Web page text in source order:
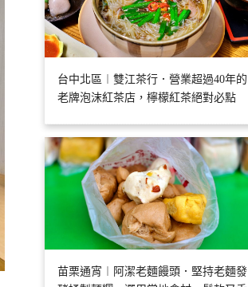
台中北區︱雙江茶行．營業超過40年的
老牌泡沫紅茶店，檸檬紅茶絕對必點
苗栗通宵︱阿潔老麵饅頭．堅持老麵發